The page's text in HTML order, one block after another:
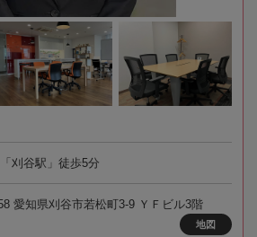
刈谷駅」徒歩5分
愛知県刈谷市若松町3-9 ＹＦビル3階
地図